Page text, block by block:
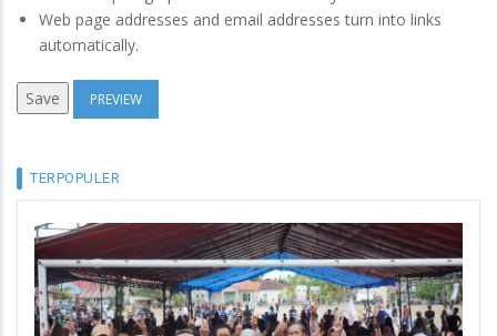
Web page addresses and email addresses turn into links
automatically.
TERPOPULER